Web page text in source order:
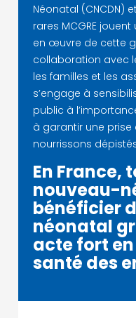
Néonatal (CNCDN)
rares MCGRE
en œuvre de cette
collaboration avec
les familles et les
s’engage à
public à
à garantir une
nourrissons
En France,
nouveau-
bénéficier
néonatal
acte fort
santé des